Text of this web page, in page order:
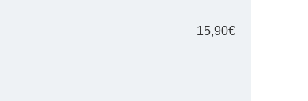
15,90€